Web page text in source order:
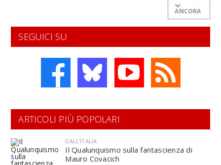
ANCORA
SEGUICI SU
ARTICOLI PIÙ POPOLARI
DALL'ITALIA
Il Qualunquismo sulla fantascienza di
Mauro Covacich